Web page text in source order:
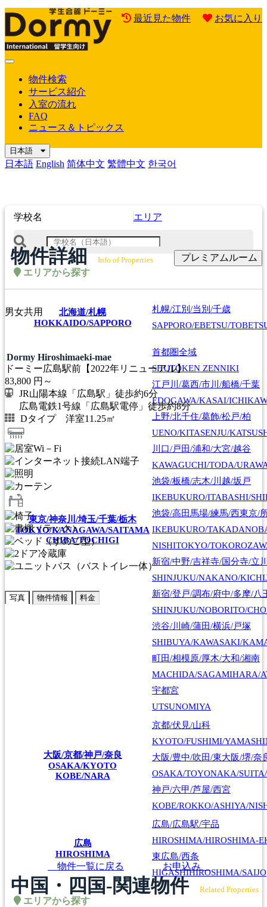
最近見た物件 お気に入り
Mobile
物件検索
サービス紹介
入室の流れ
FAQ
ニュース＆トピックス
日本語
日本語 English 简体中文 繁體中文 한국어
学校名 エリア
エリアから探す
北海道/札幌
HOKKAIDO/SAPPORO
札幌/江別/当別/千歳
SAPPORO/EBETSU/
東京/神奈川/埼玉/千葉/栃木
TOKYO/KANAGAWA/SAITAMA
CHIBA/TOCHIGI
首都圏全域
SHUTOKEN ZENNIKI
江戸川/葛西/市川/船橋/千葉
EDOGAWA/KASAI/
上野/北千住/葛飾/松戸/柏
UENO/KITASENJU/
川口/戸田/浦和/大宮/越谷
KAWAGUCHI/TODA/
池袋/板橋/志木/川越/坂戸
IKEBUKURO/ITABASHI/
池袋/高田馬場/練馬/西東京/
IKEBUKURO/
NISHITOKYO/
新宿/中野/吉祥寺/国分寺/立
SHINJUKU/NAKANO/
新宿/登戸/調布/府中/多摩/八
SHINJUKU/NOBORITO/
渋谷/川崎/蒲田/横浜/戸塚
SHIBUYA/KAWASAKI/
町田/相模原/厚木/大和/湘南
MACHIDA/SAGAMIHARA/
宇都宮
UTSUNOMIYA
大阪/京都/神戸/奈良
OSAKA/KYOTO
KOBE/NARA
京都/伏見/山科
KYOTO/FUSHIMI/
大阪/豊中/吹田/東大阪/堺/奈
OSAKA/TOYONAKA/
神戸/六甲/芦屋/西宮
KOBE/ROKKO/ASHIYA/
広島
HIROSHIMA
広島/広島駅/宇品
HIROSHIMA/HIROSHIMA-
東広島/西条
HIGASHIHIROSHIMA/SAIJO
エリアから探す
物件詳細 Info of Properties プレミアムルーム
男女共用
Dormy Hiroshimaeki-mae
ドーミー広島駅前【2022年リニューアル】
83,800 円～
JR山陽本線「広島駅」徒歩約6分
広島電鉄1号線「広島駅電停」徒歩約8分
Dタイプ 洋室11.25㎡
写真 物件情報 料金
物件一覧に戻る お申込み
中国・四国-関連物件 Related Properties